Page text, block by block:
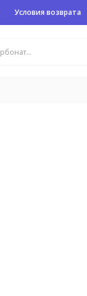
Условия возврата